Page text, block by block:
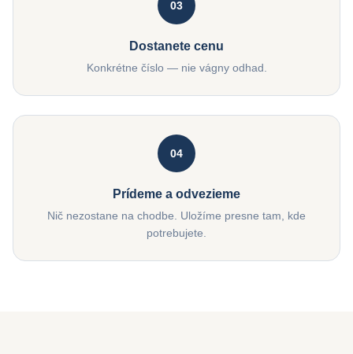
03
Dostanete cenu
Konkrétne číslo — nie vágny odhad.
04
Prídeme a odvezieme
Nič nezostane na chodbe. Uložíme presne tam, kde
potrebujete.